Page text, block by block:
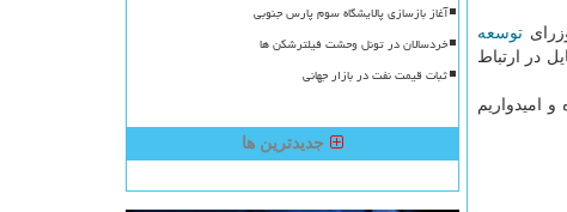
توسعه
در ارتباط
امیدواریم
آغاز بازسازی پالایشگاه سوم پارس جنوبی
خردسالان در تونل وحشت فیلترشکن ها
ثبات قیمت نفت در بازار جهانی
جدیدترین ها